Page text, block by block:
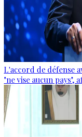
L'accord de défense
"ne vise aucun pays",